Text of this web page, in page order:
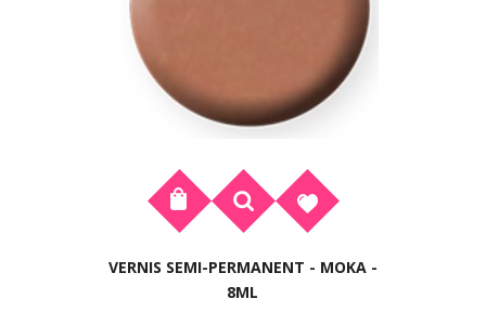
VERNIS SEMI-PERMANENT - MOKA -
8ML